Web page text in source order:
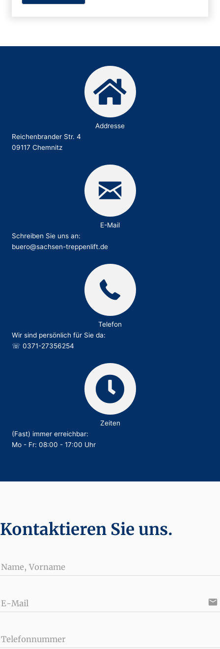
Addresse
Reichenbrander Str. 4
09117 Chemnitz
E-Mail
Schreiben Sie uns an:
buero@sachsen-treppenlift.de
Telefon
Wir sind persönlich für Sie da:
☏ 0371-27356254
Zeiten
(Fast) immer erreichbar:
Mo - Fr: 08:00 - 17:00 Uhr
Kontaktieren Sie uns.
Name, Vorname
E-Mail email
Telefonnummer